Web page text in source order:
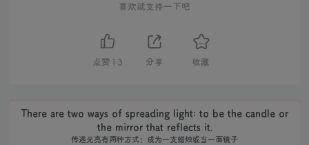
喜欢就支持一下吧
点赞 13 分享 收藏
There are two ways of spreading light: to be the candle or
the mirror that reflects it.
传递光亮有两种方式：成为一支蜡烛或当一面镜子